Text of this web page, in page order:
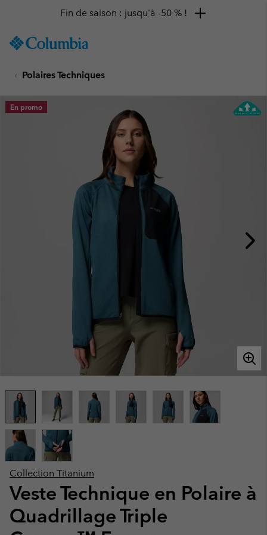
TO
SKIP
MAIN
NAV
Fin de saison : jusqu'à -50 % !
Polaires Techniques
Collection Titanium
Veste Technique en Polaire à
Quadrillage Triple
En promo